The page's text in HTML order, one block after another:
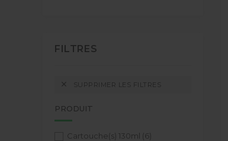
FILTRES
 SUPPRIMER LES FILTRES
PRODUIT
Cartouche(s) 130ml (6)